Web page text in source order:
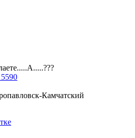
Камчатский